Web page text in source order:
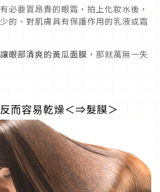
必要買昂貴的眼霜，拍上化妝水後，
的、對肌膚具有保護作用的乳液或霜
讓眼部清爽的黃瓜面膜 ，那就萬無一失
而容易乾燥＜⇒髮膜＞